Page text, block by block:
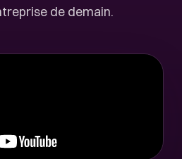
de demain.